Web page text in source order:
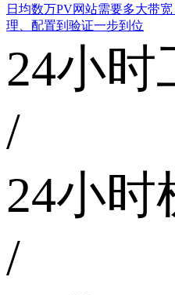
日均数万PV网站需要多大带
理、配置到验证一步到位
24小时
/
24小时
/